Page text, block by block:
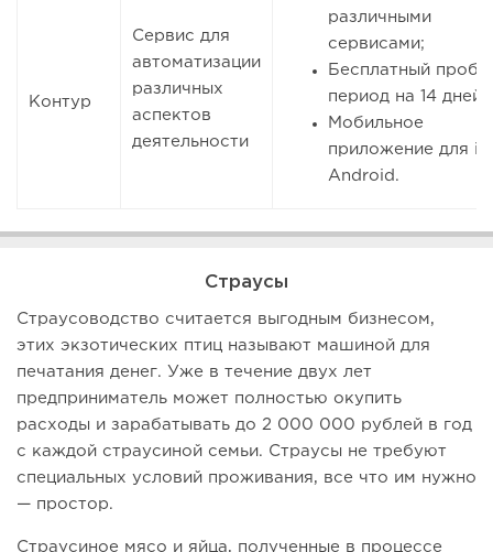
Контур
Сервис для
автоматизации
различных
аспектов
деятельности
различными
сервисами;
Бесплатный
период на 14 дней;
Мобильное
приложение для
Android.
Страусы
Страусоводство считается выгодным бизнесом,
этих экзотических птиц называют машиной для
печатания денег. Уже в течение двух лет
предприниматель может полностью окупить
расходы и зарабатывать до 2 000 000 рублей в год
с каждой страусиной семьи. Страусы не требуют
специальных условий проживания, все что им нужно
— простор.
Страусиное мясо и яйца, полученные в процессе